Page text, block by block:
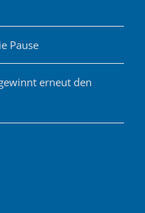
Pause
erneut den